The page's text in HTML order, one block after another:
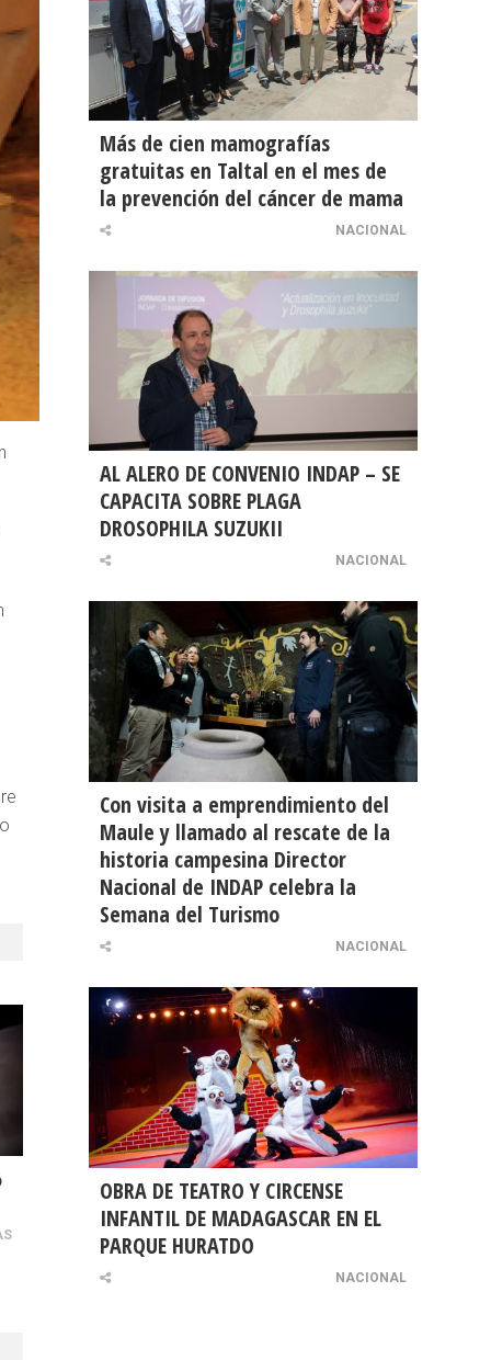
Más de cien mamografías
gratuitas en Taltal en el mes de
la prevención del cáncer de mama
NACIONAL
AL ALERO DE CONVENIO INDAP – SE
CAPACITA SOBRE PLAGA
DROSOPHILA SUZUKII
NACIONAL
Con visita a emprendimiento del
Maule y llamado al rescate de la
historia campesina Director
Nacional de INDAP celebra la
Semana del Turismo
NACIONAL
OBRA DE TEATRO Y CIRCENSE
INFANTIL DE MADAGASCAR EN EL
PARQUE HURATDO
NACIONAL